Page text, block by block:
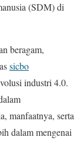
(SDM) di
beragam,
sicbo
industri 4.0.
manfaatnya, serta
dalam mengenai